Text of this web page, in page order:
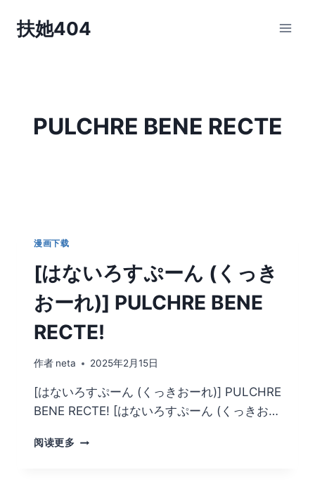
扶她404
PULCHRE BENE RECTE
漫画下载
[はないろすぷーん (くっき
おーれ)] PULCHRE BENE
RECTE!
作者 neta 2025年2月15日
[はないろすぷーん (くっきおーれ)] PULCHRE
BENE RECTE! [はないろすぷーん (くっきお…
阅读更多 [は